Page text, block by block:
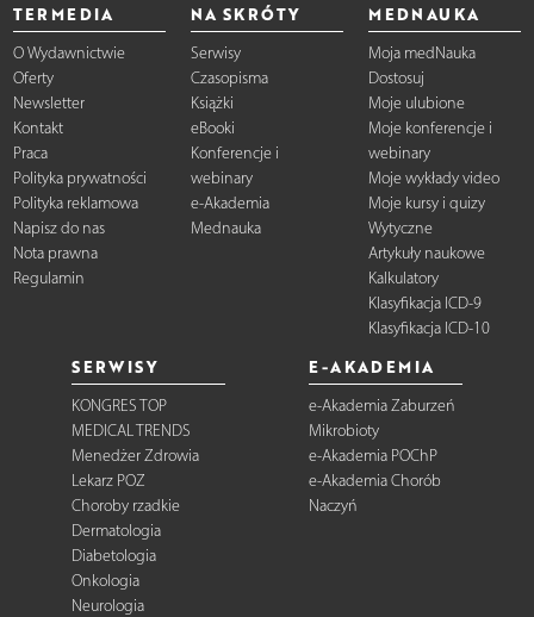
TERMEDIA
O Wydawnictwie
Oferty
Newsletter
Kontakt
Praca
Polityka prywatności
Polityka reklamowa
Napisz do nas
Nota prawna
Regulamin
NA SKRÓTY
Serwisy
Czasopisma
Książki
eBooki
Konferencje i
webinary
e-Akademia
Mednauka
MEDNAUKA
Moja medNauka
Dostosuj
Moje ulubione
Moje konferencje i
webinary
Moje wykłady video
Moje kursy i quizy
Wytyczne
Artykuły naukowe
Kalkulatory
Klasyfikacja ICD-9
Klasyfikacja ICD-10
SERWISY
KONGRES TOP
MEDICAL TRENDS
Menedżer Zdrowia
Lekarz POZ
Choroby rzadkie
Dermatologia
Diabetologia
Onkologia
Neurologia
E-AKADEMIA
e-Akademia Zaburzeń
Mikrobioty
e-Akademia POChP
e-Akademia Chorób
Naczyń